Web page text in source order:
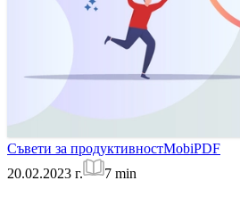
Съвети за продуктивностMobiPDF
20.02.2023 г.
7 min